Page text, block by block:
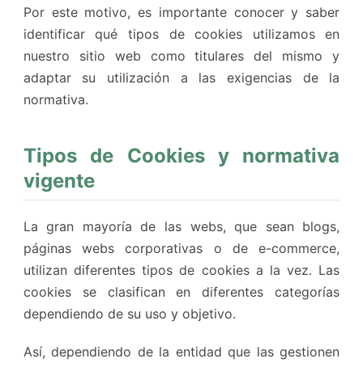
Por este motivo, es importante conocer y saber
identificar qué tipos de cookies utilizamos en
nuestro sitio web como titulares del mismo y
adaptar su utilización a las exigencias de la
normativa.
Tipos de Cookies y normativa
vigente
La gran mayoría de las webs, que sean blogs,
páginas webs corporativas o de e-commerce,
utilizan diferentes tipos de cookies a la vez. Las
cookies se clasifican en diferentes categorías
dependiendo de su uso y objetivo.
Así, dependiendo de la entidad que las gestionen